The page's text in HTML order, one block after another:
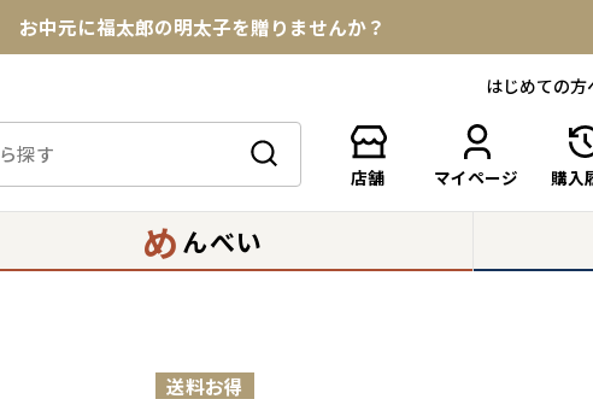
★めんべい25周年記念商品が登場★
送料全国一律770円！10,800円以上で送料無料
はじめての方
店舗 マイページ 購入
め んべい